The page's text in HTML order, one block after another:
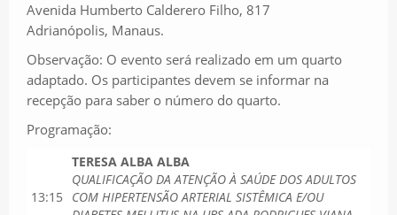
Avenida Humberto Calderero Filho, 817
Adrianópolis, Manaus.
Observação: O evento será realizado em um quarto
adaptado. Os participantes devem se informar na
recepção para saber o número do quarto.
Programação:
13:15
TERESA ALBA ALBA
QUALIFICAÇÃO DA ATENÇÃO À SAÚDE DOS ADULTOS
COM HIPERTENSÃO ARTERIAL SISTÊMICA E/OU